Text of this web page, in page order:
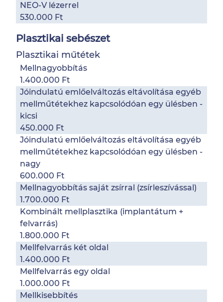
NEO-V lézerrel
530.000 Ft
Plasztikai sebészet
Plasztikai műtétek
Mellnagyobbítás
1.400.000 Ft
Jóindulatú emlőelváltozás eltávolítása egyéb
mellműtétekhez kapcsolódóan egy ülésben -
kicsi
450.000 Ft
Jóindulatú emlőelváltozás eltávolítása egyéb
mellműtétekhez kapcsolódóan egy ülésben -
nagy
600.000 Ft
Mellnagyobbítás saját zsírral (zsírleszívással)
1.700.000 Ft
Kombinált mellplasztika (implantátum +
felvarrás)
1.800.000 Ft
Mellfelvarrás két oldal
1.400.000 Ft
Mellfelvarrás egy oldal
1.000.000 Ft
Mellkisebbítés